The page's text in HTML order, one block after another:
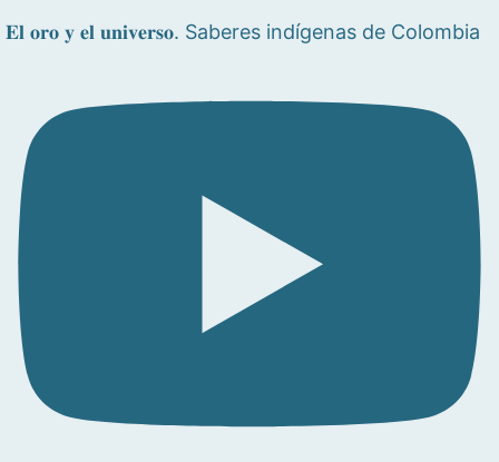
𝐄𝐥 𝐨𝐫𝐨 𝐲 𝐞𝐥 𝐮𝐧𝐢𝐯𝐞𝐫𝐬𝐨. Saberes indígenas de Colombia